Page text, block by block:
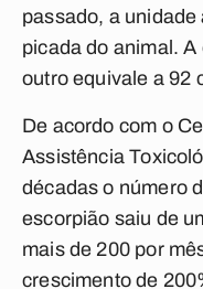
passado, a
picada do animal.
outro equivale a 92
De acordo com o
Assistência
décadas o número
escorpião saiu de
mais de 200 por
crescimento de